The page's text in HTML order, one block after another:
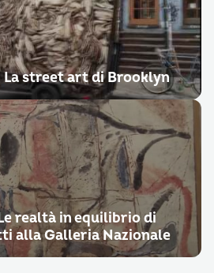
La street art di Brooklyn
realtà in equilibrio di
alla Galleria Nazionale